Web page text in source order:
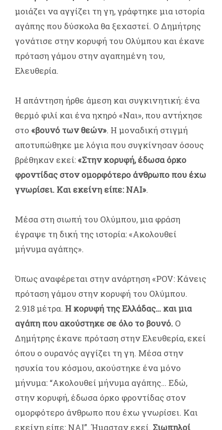
μοιάζει να αγγίζει τη γη, γράφτηκε μια ιστορία
αγάπης που δύσκολα θα ξεχαστεί. Ο Δημήτρης
γονάτισε στην κορυφή του Ολύμπου και έκανε
πρόταση γάμου στην αγαπημένη του,
Ελευθερία.
Η απάντηση ήρθε άμεση και συγκινητική: ένα
θερμό φιλί και ένα ηχηρό «Ναι», που αντήχησε
στο «βουνό των θεών». Η μοναδική στιγμή
αποτυπώθηκε με λόγια που συγκίνησαν όσους
βρέθηκαν εκεί:«Στην κορυφή, έδωσα όρκο
φροντίδας στον ομορφότερο άνθρωπο που έχω
γνωρίσει. Και εκείνη είπε: ΝΑΙ».
Μέσα στη σιωπή του Ολύμπου, μια φράση
έγραψε τη δική της ιστορία: «Ακολουθεί
μήνυμα αγάπης».
Όπως αναφέρεται στην ανάρτηση «POV: Κάνεις
πρόταση γάμου στην κορυφή του Ολύμπου.
2.918 μέτρα. Η κορυφή της Ελλάδας… και μια
αγάπη που ακούστηκε σε όλο το βουνό. Ο
Δημήτρης έκανε πρόταση στην Ελευθερία, εκεί
όπου ο ουρανός αγγίζει τη γη. Μέσα στην
ησυχία του κόσμου, ακούστηκε ένα μόνο
μήνυμα: “Ακολουθεί μήνυμα αγάπης… Εδώ,
στην κορυφή, έδωσα όρκο φροντίδας στον
ομορφότερο άνθρωπο που έχω γνωρίσει. Και
εκείνη είπε: ΝΑΙ”. Ήμασταν εκεί. Σιωπηλοί